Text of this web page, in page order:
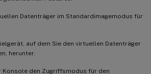
Datenträger im Standardimagemodus für
auf dem Sie den virtuellen Datenträger
herunter.
Konsole den Zugriffsmodus für den